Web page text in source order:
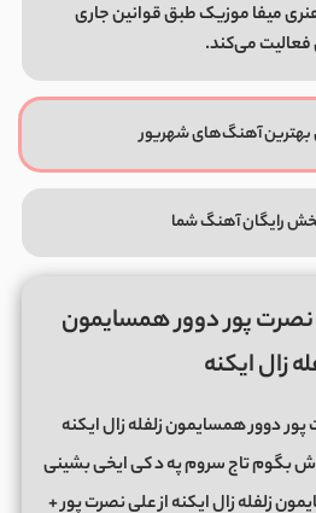
میفا موزیک طبق قوانین جاری
فعالیت می‌کند.
بهترین آهنگ‌های شهریور
رایگان آهنگ شما
پور دوور همسایمون
زال ایکنه
دوور همسایمون زلفله زال ایکنه
بگوم تاج سروم په د کی ایخی بشینی
زلفله زال ایکنه از علی نصرت پور +